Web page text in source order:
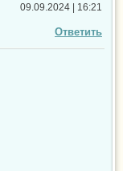
Ответить
09.09.2024 | 16:21